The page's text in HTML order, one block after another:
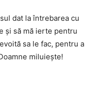
dat la întrebarea cu
şi să mă ierte pentru
sa le fac, pentru a
miluieşte!